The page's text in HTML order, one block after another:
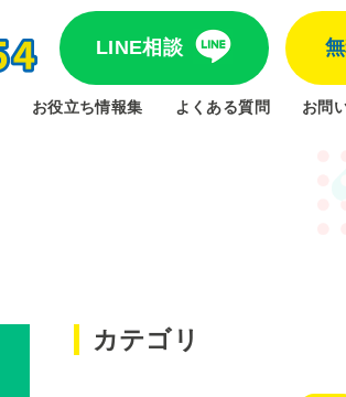
LINE相談
お役立ち情報集 よくある質問 お問
カテゴリ